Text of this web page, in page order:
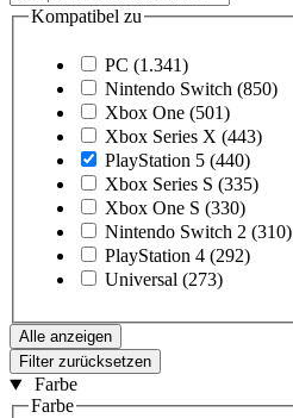
Kompatibel zu
PC (1.341)
Nintendo Switch (850)
Xbox One (501)
Xbox Series X (443)
PlayStation 5 (440)
Xbox Series S (335)
Xbox One S (330)
Nintendo Switch 2 (310)
PlayStation 4 (292)
Universal (273)
Alle anzeigen
Filter zurücksetzen
Farbe
Farbe